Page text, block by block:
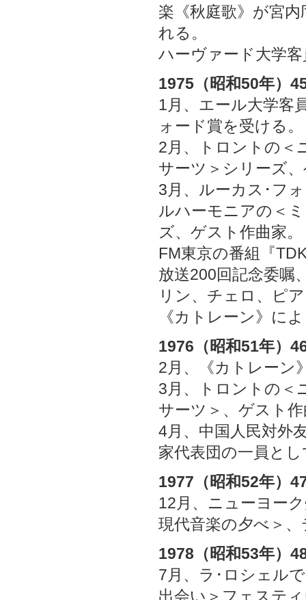
楽《秋庭歌》が宮
れる。
ハーヴァード大学
1975（昭和50年）
1月、エール大学客
ォード賞を受ける。
2月、トロントの＜
サーツ＞シリーズ
3月、ルーカス･フ
ルハーモニアの＜
ズ、ゲスト作曲家。
FM東京の番組『
放送200回記念委嘱
リン、チェロ、ピ
《カトレーン》に
1976（昭和51年）
2月、《カトレーン
3月、トロントの＜
サーツ＞、ゲスト
4月、中国人民対外
家代表団の一員と
1977（昭和52年）
12月、ニューヨー
現代音楽の夕べ＞
1978（昭和53年）
7月、ラ･ロシェル
出会い＞フェステ